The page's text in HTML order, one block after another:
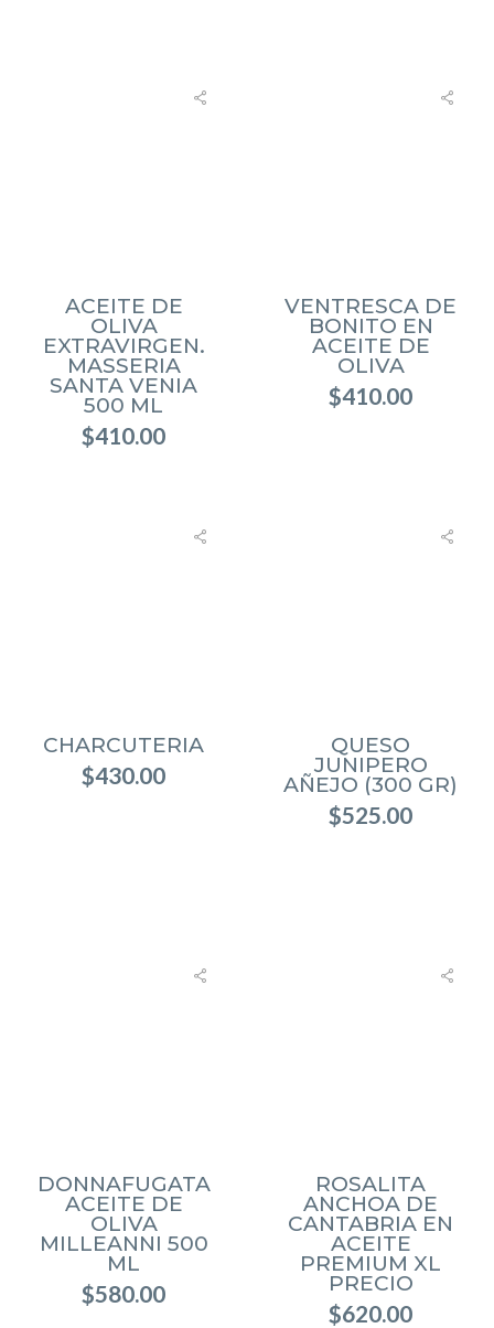
ACEITE DE
OLIVA
EXTRAVIRGEN.
MASSERIA
SANTA VENIA
500 ML
$410.00
VENTRESCA DE
BONITO EN
ACEITE DE
OLIVA
$410.00
CHARCUTERIA
$430.00
QUESO
JUNIPERO
AÑEJO (300 GR)
$525.00
DONNAFUGATA
ACEITE DE
OLIVA
MILLEANNI 500
ML
$580.00
ROSALITA
ANCHOA DE
CANTABRIA EN
ACEITE
PREMIUM XL
PRECIO
$620.00